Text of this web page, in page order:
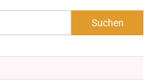
Suchen
nach: